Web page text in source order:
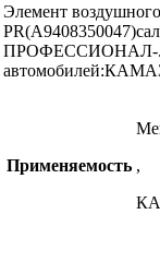
Элемент
ПРОФЕССИОНАЛ-
Применяемость ,